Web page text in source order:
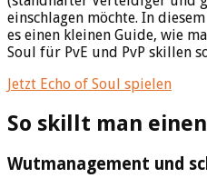
einschlagen möchte. In
es einen kleinen Guide, wie
Soul für PvE und PvP skillen
Jetzt Echo of Soul spielen
So skillt man
Wutmanagement und